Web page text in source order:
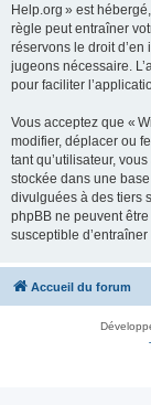
Help.org » est
règle peut entraîner
réservons le droit d’en
jugeons nécessaire.
pour faciliter
Vous acceptez que «
modifier, déplacer ou
tant qu’utilisateur,
stockée dans une
divulguées à des tiers
phpBB ne peuvent
susceptible
Accueil du forum